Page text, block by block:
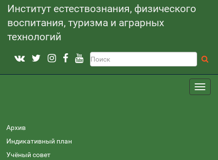
Институт естествознания, физического
воспитания, туризма и аграрных
технологий
Архив
Индикативный план
Учёный совет